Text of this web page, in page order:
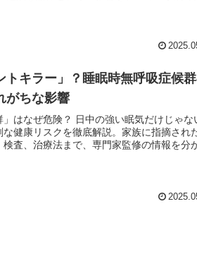
トキラー」？睡眠時無呼吸症候
がちな影響
」はなぜ危険？ 日中の強い眠気だけじゃな
な健康リスクを徹底解説。家族に指摘され
査、治療法まで、専門家監修の情報を分